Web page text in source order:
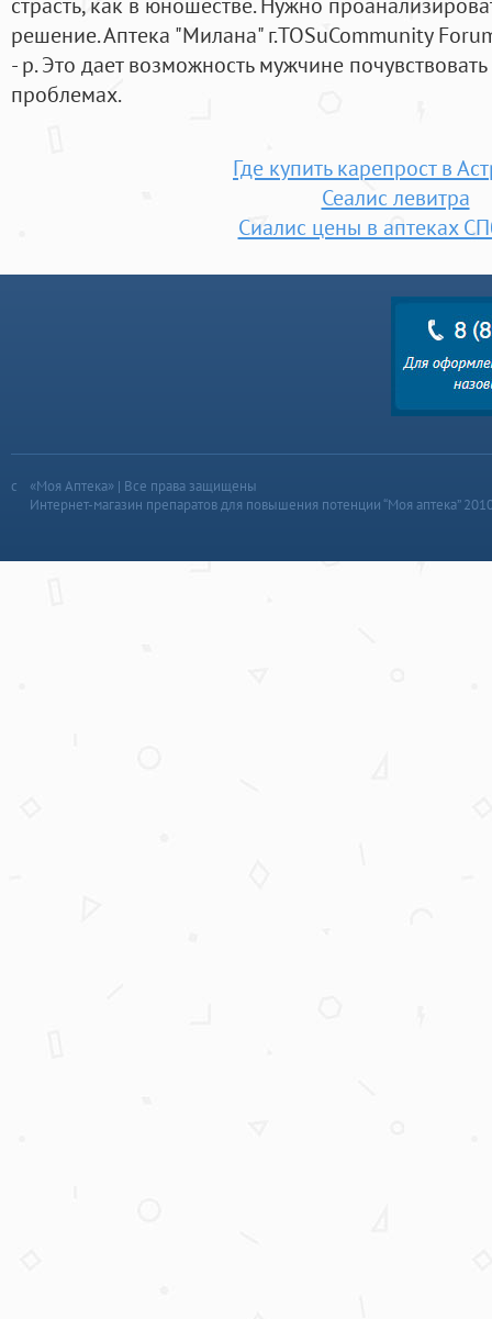
решение. Аптека "Милана" г.TOSuCommunity
- р. Это дает возможность мужчине
проблемах.
Где купить карепрост в
Сеалис левитра
Сиалис цены в аптеках
«Моя Аптека» | Все права защищены
Интернет-магазин препаратов для повышения потенции “Моя аптека”